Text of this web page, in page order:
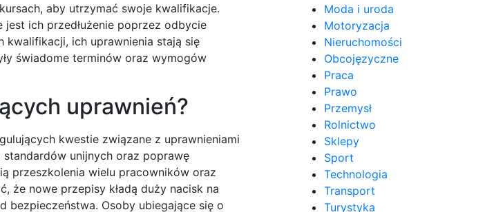
aby utrzymać swoje kwalifikacje.
ich przedłużenie poprzez odbycie
ich uprawnienia stają się
świadome terminów oraz wymogów
uprawnień?
kwestie związane z uprawnieniami
unijnych oraz poprawę
przeszkolenia wielu pracowników oraz
że nowe przepisy kładą duży nacisk na
bezpieczeństwa. Osoby ubiegające się o
Moda i uroda
Motoryzacja
Nieruchomości
Obcojęzyczne
Praca
Prawo
Przemysł
Rolnictwo
Sklepy
Sport
Technologia
Transport
Turystyka